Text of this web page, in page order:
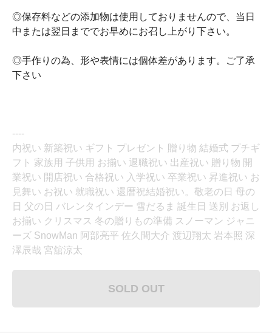
◎保存料などの添加物は使用しておりませんので、当日
中または翌日まででお早めにお召し上がり下さい。
◎手作りの為、形や表情には個体差があります。ご了承
下さい
----
内祝い 新築祝い ギフト プレゼント 贈り物 結婚式 プチギ
フト 家族用 子供用 お揃い 退職祝い 出産祝い 贈り物 開
業祝い 開店祝い 合格祝い 入学祝い 卒業祝い 昇進祝い お
見舞い お祝い 就職祝い 還暦祝結婚祝い。敬老の日 母の
日 父の日 バレンタインデー 雪だるま 誕生日 送別 お返し
お揃い クリスマス 冬の贈りもの準備 スノーマン ジャニ
ーズ SnowMan 阿部亮平 佐久間大介 渡辺翔太 岩本照 深
澤辰哉 宮舘涼太
SOLD OUT